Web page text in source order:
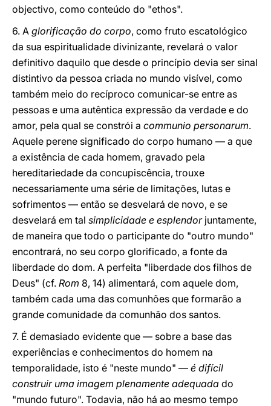
objectivo, como conteúdo do "ethos".
6. A glorificação do corpo, como fruto escatológico
da sua espiritualidade divinizante, revelará o valor
definitivo daquilo que desde o princípio devia ser sinal
distintivo da pessoa criada no mundo visível, como
também meio do recíproco comunicar-se entre as
pessoas e uma autêntica expressão da verdade e do
amor, pela qual se constrói a communio personarum.
Aquele perene significado do corpo humano — a que
a existência de cada homem, gravado pela
hereditariedade da concupiscência, trouxe
necessariamente uma série de limitações, lutas e
sofrimentos — então se desvelará de novo, e se
desvelará em tal simplicidade e esplendorjuntamente,
de maneira que todo o participante do "outro mundo"
encontrará, no seu corpo glorificado, a fonte da
liberdade do dom. A perfeita "liberdade dos filhos de
Deus" (cf. Rom 8, 14) alimentará, com aquele dom,
também cada uma das comunhões que formarão a
grande comunidade da comunhão dos santos.
7. É demasiado evidente que — sobre a base das
experiências e conhecimentos do homem na
temporalidade, isto é "neste mundo" — é difícil
construir uma imagem plenamente adequada do
"mundo futuro". Todavia, não há ao mesmo tempo